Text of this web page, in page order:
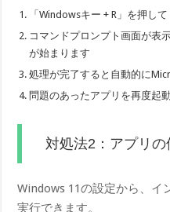
「Windowsキー + R」を押し
コマンドプロンプト画面が表
が始まります
処理が完了すると自動的に
問題のあったアプリを再度起
対処法2：アプリ
Windows 11の設定から、イ
実行できます。